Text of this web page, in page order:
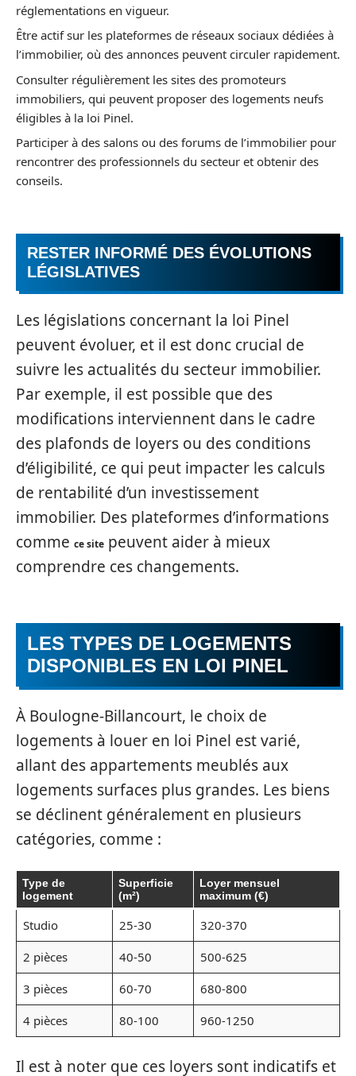
réglementations en vigueur.
Être actif sur les plateformes de réseaux sociaux dédiées à
l’immobilier, où des annonces peuvent circuler rapidement.
Consulter régulièrement les sites des promoteurs
immobiliers, qui peuvent proposer des logements neufs
éligibles à la loi Pinel.
Participer à des salons ou des forums de l’immobilier pour
rencontrer des professionnels du secteur et obtenir des
conseils.
RESTER INFORMÉ DES ÉVOLUTIONS
LÉGISLATIVES
Les législations concernant la loi Pinel
peuvent évoluer, et il est donc crucial de
suivre les actualités du secteur immobilier.
Par exemple, il est possible que des
modifications interviennent dans le cadre
des plafonds de loyers ou des conditions
d’éligibilité, ce qui peut impacter les calculs
de rentabilité d’un investissement
immobilier. Des plateformes d’informations
comme ce site peuvent aider à mieux
comprendre ces changements.
LES TYPES DE LOGEMENTS
DISPONIBLES EN LOI PINEL
À Boulogne-Billancourt, le choix de
logements à louer en loi Pinel est varié,
allant des appartements meublés aux
logements surfaces plus grandes. Les biens
se déclinent généralement en plusieurs
catégories, comme :
Type de
logement
Superficie
(m²)
Loyer mensuel
maximum (€)
Studio 25-30
320-370
2 pièces
40-50
500-625
3 pièces
60-70
680-800
4 pièces
80-100 960-1250
Il est à noter que ces loyers sont indicatifs et